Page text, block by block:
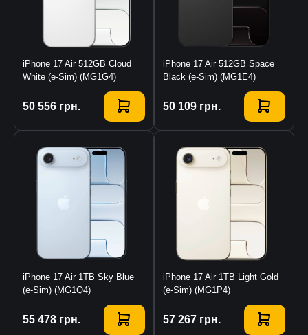
iPhone 17 Air 512GB Cloud
White (e-Sim) (MG1G4)
50 556 грн.
Купити
iPhone 17 Air 512GB Space
Black (e-Sim) (MG1E4)
50 109 грн.
Купити
iPhone 17 Air 1TB Sky Blue
(e-Sim) (MG1Q4)
55 478 грн.
Купити
iPhone 17 Air 1TB Light Gold
(e-Sim) (MG1P4)
57 267 грн.
Купити